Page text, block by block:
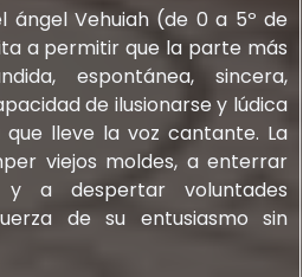
ángel Vehuiah (de 0 a 5º de
a permitir que la parte más
espontánea, sincera,
de ilusionarse y lúdica
lleve la voz cantante. La
viejos moldes, a enterrar
y a despertar voluntades
de su entusiasmo sin